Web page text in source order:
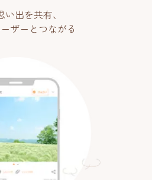
い出を共有、
ザーとつながる